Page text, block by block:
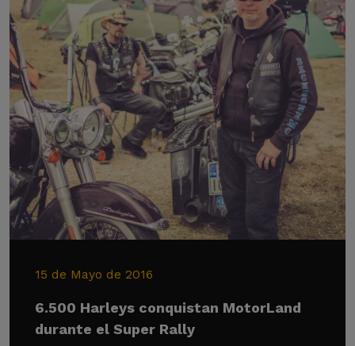
15 de Mayo de 2016
6.500 Harleys conquistan MotorLand
durante el Super Rally